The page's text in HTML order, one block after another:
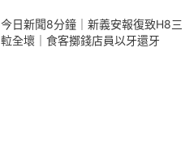
今日新聞8分鐘｜新義安報復致H8三
𨋢全壞｜食客擲錢店員以牙還牙